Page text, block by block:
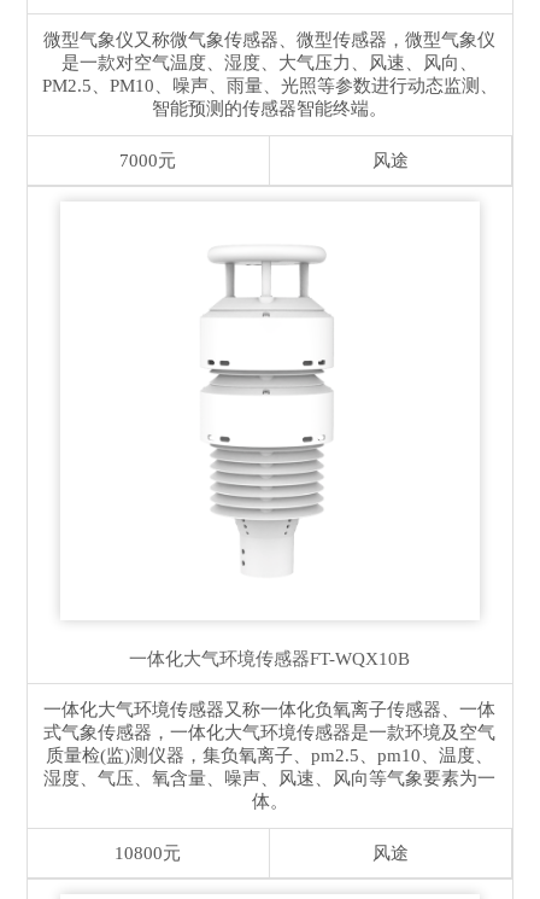
微型气象仪又称微气象传感器、微型传感器，微型气象仪
是一款对空气温度、湿度、大气压力、风速、风向、
PM2.5、PM10、噪声、雨量、光照等参数进行动态监测、
智能预测的传感器智能终端。
7000元 风途
一体化大气环境传感器FT-WQX10B
一体化大气环境传感器又称一体化负氧离子传感器、一体
式气象传感器，一体化大气环境传感器是一款环境及空气
质量检(监)测仪器，集负氧离子、pm2.5、pm10、温度、
湿度、气压、氧含量、噪声、风速、风向等气象要素为一
体。
10800元 风途